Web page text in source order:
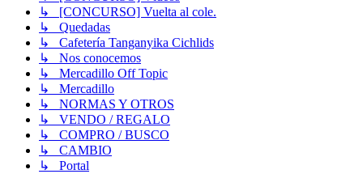
↳ [CONCURSO] Vuelta al cole.
↳ Quedadas
↳ Cafetería Tanganyika Cichlids
↳ Nos conocemos
↳ Mercadillo Off Topic
↳ Mercadillo
↳ NORMAS Y OTROS
↳ VENDO / REGALO
↳ COMPRO / BUSCO
↳ CAMBIO
↳ Portal